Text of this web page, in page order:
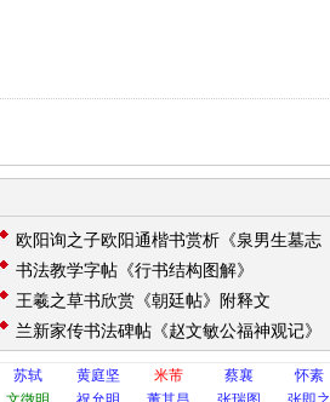
欧阳询之子欧阳通楷书赏析《泉男生墓志
铭》
书法教学字帖《行书结构图解》
王羲之草书欣赏《朝廷帖》附释文
兰新家传书法碑帖《赵文敏公福神观记》
苏轼 黄庭坚 米芾 蔡襄 怀素